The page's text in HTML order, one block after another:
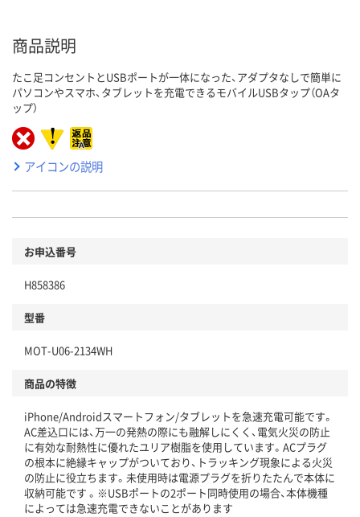
商品説明
たこ足コンセントとUSBポートが一体になった、アダプタなしで簡単に
パソコンやスマホ、タブレットを充電できるモバイルUSBタップ（OAタ
ップ）
アイコンの説明
お申込番号
H858386
型番
MOT-U06-2134WH
商品の特徴
iPhone/Androidスマートフォン/タブレットを急速充電可能です。
AC差込口には、万一の発熱の際にも融解しにくく、電気火災の防止
に有効な耐熱性に優れたユリア樹脂を使用しています。ACプラグ
の根本に絶縁キャップがついており、トラッキング現象による火災
の防止に役立ちます。未使用時は電源プラグを折りたたんで本体に
収納可能です 。※USBポートの2ポート同時使用の場合、本体機種
によっては急速充電できないことがあります